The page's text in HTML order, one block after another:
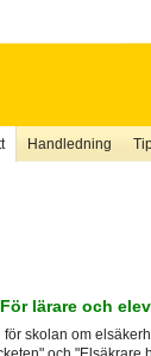
Handledning
lärare och
för skolan om